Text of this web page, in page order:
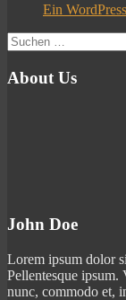
Ein
Suchen
nach:
About Us
John Doe
Lorem ipsum dolor
Pellentesque
nunc, commodo et,